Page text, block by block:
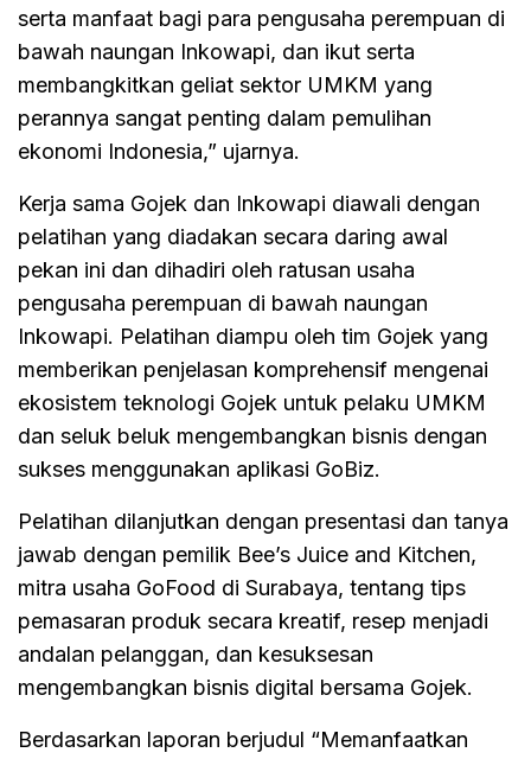
serta manfaat bagi para pengusaha perempuan di
bawah naungan Inkowapi, dan ikut serta
membangkitkan geliat sektor UMKM yang
perannya sangat penting dalam pemulihan
ekonomi Indonesia,” ujarnya.
Kerja sama Gojek dan Inkowapi diawali dengan
pelatihan yang diadakan secara daring awal
pekan ini dan dihadiri oleh ratusan usaha
pengusaha perempuan di bawah naungan
Inkowapi. Pelatihan diampu oleh tim Gojek yang
memberikan penjelasan komprehensif mengenai
ekosistem teknologi Gojek untuk pelaku UMKM
dan seluk beluk mengembangkan bisnis dengan
sukses menggunakan aplikasi GoBiz.
Pelatihan dilanjutkan dengan presentasi dan tanya
jawab dengan pemilik Bee’s Juice and Kitchen,
mitra usaha GoFood di Surabaya, tentang tips
pemasaran produk secara kreatif, resep menjadi
andalan pelanggan, dan kesuksesan
mengembangkan bisnis digital bersama Gojek.
Berdasarkan laporan berjudul “Memanfaatkan